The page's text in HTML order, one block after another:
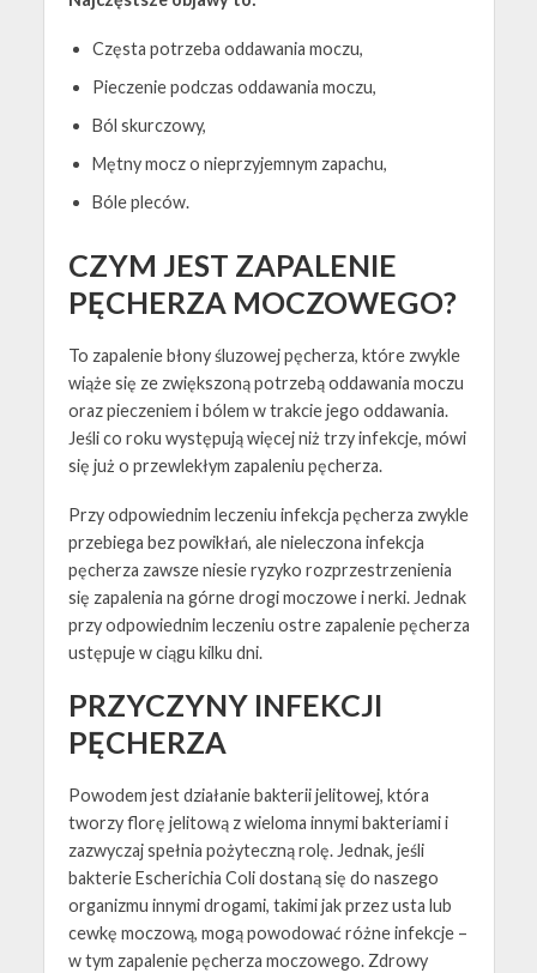
Częsta potrzeba oddawania moczu,
Pieczenie podczas oddawania moczu,
Ból skurczowy,
Mętny mocz o nieprzyjemnym zapachu,
Bóle pleców.
CZYM JEST ZAPALENIE
PĘCHERZA MOCZOWEGO?
To zapalenie błony śluzowej pęcherza, które zwykle
wiąże się ze zwiększoną potrzebą oddawania moczu
oraz pieczeniem i bólem w trakcie jego oddawania.
Jeśli co roku występują więcej niż trzy infekcje, mówi
się już o przewlekłym zapaleniu pęcherza.
Przy odpowiednim leczeniu infekcja pęcherza zwykle
przebiega bez powikłań, ale nieleczona infekcja
pęcherza zawsze niesie ryzyko rozprzestrzenienia
się zapalenia na górne drogi moczowe i nerki. Jednak
przy odpowiednim leczeniu ostre zapalenie pęcherza
ustępuje w ciągu kilku dni.
PRZYCZYNY INFEKCJI
PĘCHERZA
Powodem jest działanie bakterii jelitowej, która
tworzy florę jelitową z wieloma innymi bakteriami i
zazwyczaj spełnia pożyteczną rolę. Jednak, jeśli
bakterie Escherichia Coli dostaną się do naszego
organizmu innymi drogami, takimi jak przez usta lub
cewkę moczową, mogą powodować różne infekcje –
w tym zapalenie pęcherza moczowego. Zdrowy